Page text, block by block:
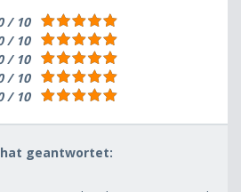
/ 10
/ 10
/ 10
/ 10
/ 10
hat geantwortet: